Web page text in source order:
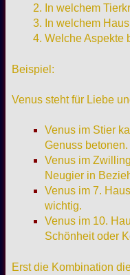
In welchem
In welchem
Welche Aspekte
Beispiel:
Venus steht für Liebe
Venus im Stier
Genuss betonen.
Venus im
Neugier in
Venus im 7.
wichtig.
Venus im 10.
Schönheit oder
Erst die Kombination